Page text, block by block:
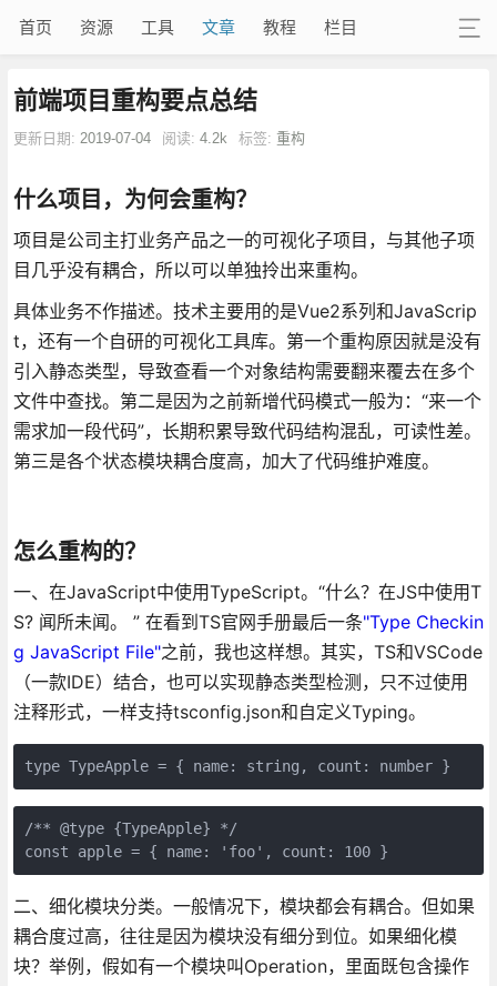
首页 资源 工具 文章 教程 栏目
前端项目重构要点总结
更新日期: 2019-07-04 阅读: 4.2k 标签: 重构
什么项目，为何会重构？
项目是公司主打业务产品之一的可视化子项目，与其他子项
目几乎没有耦合，所以可以单独拎出来重构。
具体业务不作描述。技术主要用的是Vue2系列和JavaScrip
t，还有一个自研的可视化工具库。第一个重构原因就是没有
引入静态类型，导致查看一个对象结构需要翻来覆去在多个
文件中查找。第二是因为之前新增代码模式一般为：“来一个
需求加一段代码”，长期积累导致代码结构混乱，可读性差。
第三是各个状态模块耦合度高，加大了代码维护难度。
怎么重构的？
一、在JavaScript中使用TypeScript。“什么？在JS中使用T
S? 闻所未闻。 ” 在看到TS官网手册最后一条"Type Checkin
g JavaScript File"之前，我也这样想。其实，TS和VSCode
（一款IDE）结合，也可以实现静态类型检测，只不过使用
注释形式，一样支持tsconfig.json和自定义Typing。
type TypeApple = { name: string, count: number }
/** @type {TypeApple} */
const apple = { name: 'foo', count: 100 }
二、细化模块分类。一般情况下，模块都会有耦合。但如果
耦合度过高，往往是因为模块没有细分到位。如果细化模
块？举例，假如有一个模块叫Operation，里面既包含操作